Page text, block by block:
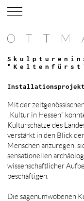
Mit der
„Kultur in Hessen“
Kulturschätze des
verstärkt in den Blick
Menschen anzuregen,
sensationellen
wissenschaftlicher
beschäftigen.
Die sagenumwobenen